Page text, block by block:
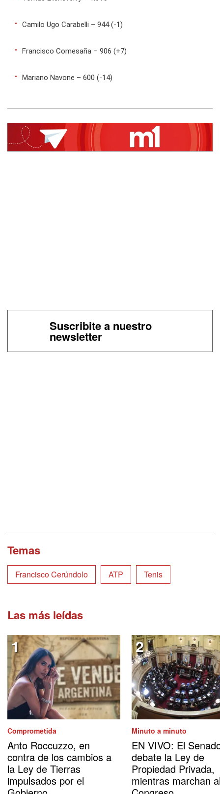
Camilo Ugo Carabelli – 944 (-1)
Francisco Comesaña – 906 (+7)
Mariano Navone – 600 (-14)
Suscribite a nuestro
newsletter
Temas
Francisco Cerúndolo ATP Tenis
Las más leídas
Comprometida
Anto Roccuzzo, en
contra de los cambios a
la Ley de Tierras
impulsados por el
Minuto a minuto
EN VIVO: El
debate la Ley de
Propiedad Privada,
mientras marchan